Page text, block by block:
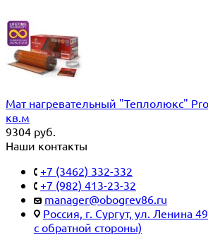
Мат нагревательный "Теплолюкс"
кв.м
9304 руб.
Наши контакты
+7 (3462) 332-332
+7 (982) 413-23-32
manager@obogrev86.ru
Россия, г. Сургут, ул. Ленина
с обратной стороны)